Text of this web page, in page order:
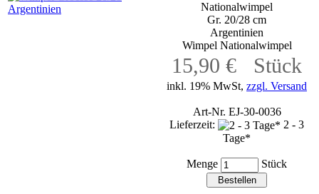
Nationalwimpel
Gr. 20/28 cm
Argentinien
Wimpel Nationalwimpel
15,90 € Stück
inkl. 19% MwSt, zzgl. Versand
Art-Nr. EJ-30-0036
Lieferzeit:
2 - 3
Tage*
Menge Stück